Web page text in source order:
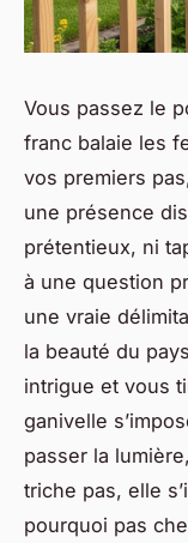
Vous passez le
franc balaie les
vos premiers
une présence
prétentieux, ni
à une question
une vraie
la beauté du
intrigue et vous
ganivelle
passer la
triche pas, elle
pourquoi pas